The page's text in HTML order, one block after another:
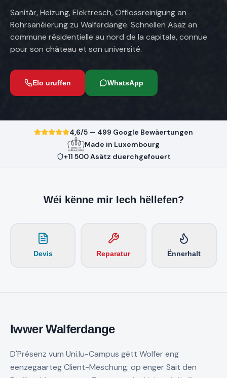
Sanitär, Heizung, Elektresch, Offlossreinigung an
Rohrsanéierung zu Walferdange. Schnellen Asaz an
commune résidentielle au nord de la capitale, connue
pour son château et son université.
Elo uruffen WhatsApp
4,6/5 — 499 Google Bewäertungen
Made in Luxembourg
+11 500 Asätz duerchgefouert
Wéi kënne mir Iech hëllefen?
Devis Reparatur Ënnerhalt
Iwwer Walferdange
D'Présenz vum Uni.lu-Campus gëtt Wolfer eng
eenzegaarteg Client-Mëschung: op enger Säit den